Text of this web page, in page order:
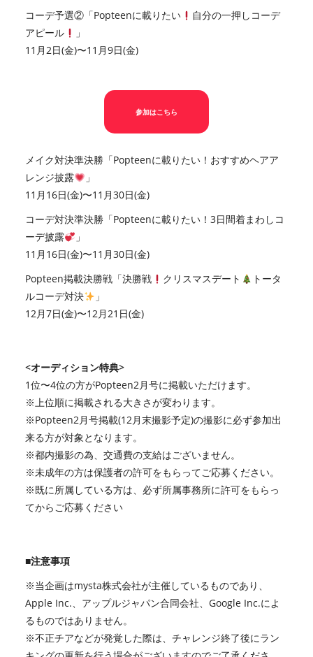
コーデ予選②「Popteenに載りたい
自分の一押しコーデ
アピール
」
11月2日(金)〜11月9日(金)
参加はこちら
メイク対決準決勝「Popteenに載りたい！おすすめヘアア
レンジ披露
」
11月16日(金)〜11月30日(金)
コーデ対決準決勝 「Popteenに載りたい！3日間着まわしコ
ーデ披露
」
11月16日(金)〜11月30日(金)
Popteen掲載決勝戦「決勝戦
クリスマスデート
トータ
ルコーデ対決
」
12月7日(金)〜12月21日(金)
<オーディション特典>
1位〜4位の方がPopteen2月号に掲載いただけます。
※上位順に掲載される大きさが変わります。
※Popteen2月号掲載(12月末撮影予定)の撮影に必ず参加出
来る方が対象となります。
※都内撮影の為、交通費の支給はございません。
※未成年の方は保護者の許可をもらってご応募ください。
※既に所属している方は、必ず所属事務所に許可をもらっ
てからご応募ください
■注意事項
※当企画はmysta株式会社が主催しているものであり、
Apple Inc.、アップルジャパン合同会社、Google Inc.によ
るものではありません。
※不正チアなどが発覚した際は、チャレンジ終了後にラン